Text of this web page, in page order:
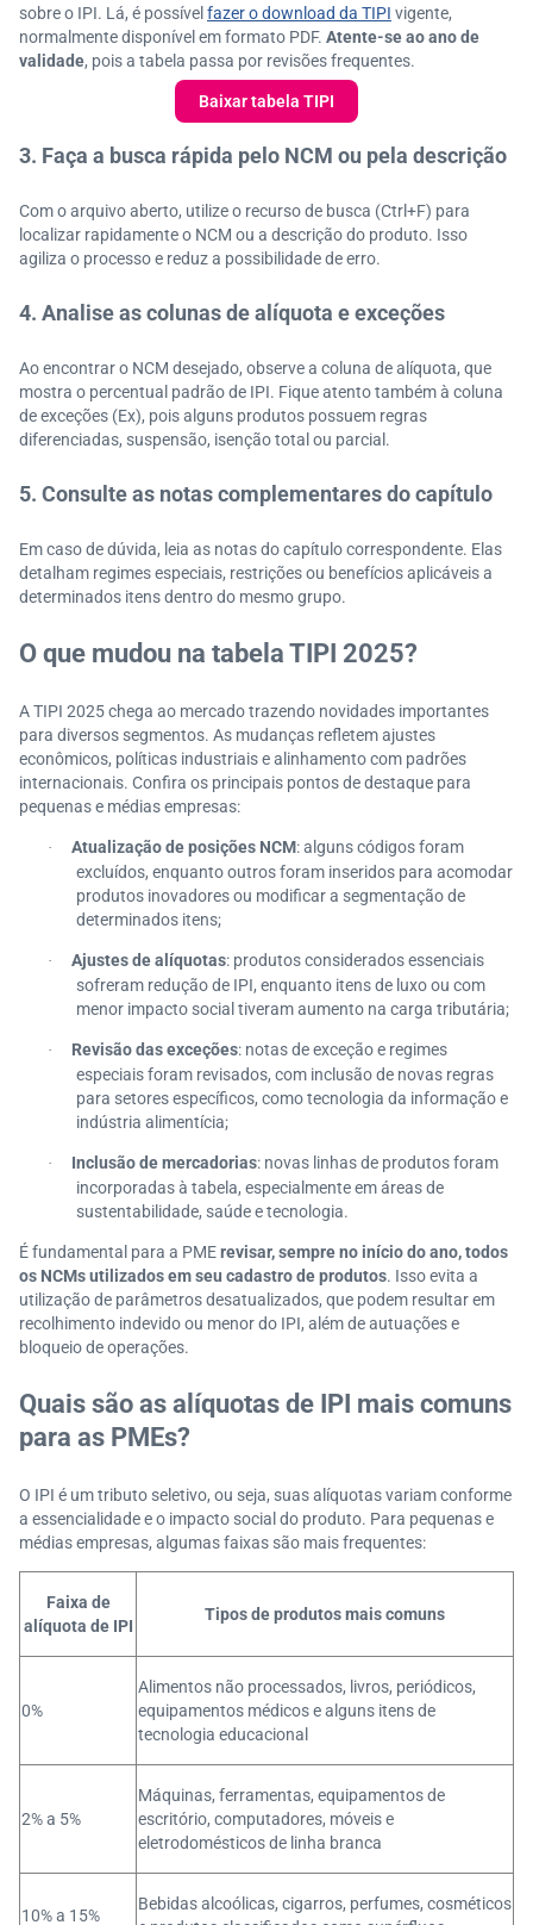
sobre o IPI. Lá, é possível fazer o download da TIPI vigente,
normalmente disponível em formato PDF. Atente-se ao ano de
validade, pois a tabela passa por revisões frequentes.
Baixar tabela TIPI
3. Faça a busca rápida pelo NCM ou pela descrição
Com o arquivo aberto, utilize o recurso de busca (Ctrl+F) para
localizar rapidamente o NCM ou a descrição do produto. Isso
agiliza o processo e reduz a possibilidade de erro.
4. Analise as colunas de alíquota e exceções
Ao encontrar o NCM desejado, observe a coluna de alíquota, que
mostra o percentual padrão de IPI. Fique atento também à coluna
de exceções (Ex), pois alguns produtos possuem regras
diferenciadas, suspensão, isenção total ou parcial.
5. Consulte as notas complementares do capítulo
Em caso de dúvida, leia as notas do capítulo correspondente. Elas
detalham regimes especiais, restrições ou benefícios aplicáveis a
determinados itens dentro do mesmo grupo.
O que mudou na tabela TIPI 2025?
A TIPI 2025 chega ao mercado trazendo novidades importantes
para diversos segmentos. As mudanças refletem ajustes
econômicos, políticas industriais e alinhamento com padrões
internacionais. Confira os principais pontos de destaque para
pequenas e médias empresas:
· Atualização de posições NCM: alguns códigos foram
excluídos, enquanto outros foram inseridos para acomodar
produtos inovadores ou modificar a segmentação de
determinados itens;
· Ajustes de alíquotas: produtos considerados essenciais
sofreram redução de IPI, enquanto itens de luxo ou com
menor impacto social tiveram aumento na carga tributária;
· Revisão das exceções: notas de exceção e regimes
especiais foram revisados, com inclusão de novas regras
para setores específicos, como tecnologia da informação e
indústria alimentícia;
· Inclusão de mercadorias: novas linhas de produtos foram
incorporadas à tabela, especialmente em áreas de
sustentabilidade, saúde e tecnologia.
É fundamental para a PMErevisar, sempre no início do ano, todos
os NCMs utilizados em seu cadastro de produtos. Isso evita a
utilização de parâmetros desatualizados, que podem resultar em
recolhimento indevido ou menor do IPI, além de autuações e
bloqueio de operações.
Quais são as alíquotas de IPI mais comuns
para as PMEs?
O IPI é um tributo seletivo, ou seja, suas alíquotas variam conforme
a essencialidade e o impacto social do produto. Para pequenas e
médias empresas, algumas faixas são mais frequentes:
Faixa de
alíquota de IPI
Tipos de produtos mais comuns
0%
Alimentos não processados, livros, periódicos,
equipamentos médicos e alguns itens de
tecnologia educacional
2% a 5%
Máquinas, ferramentas, equipamentos de
escritório, computadores, móveis e
eletrodomésticos de linha branca
10% a 15%
Bebidas alcoólicas, cigarros, perfumes, cosméticos